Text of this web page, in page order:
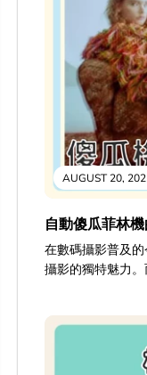
AUGUST 20,
自動傻瓜菲林
在數碼攝影普及
攝影的獨特魅力
擇。這些小巧的
況下，依然能夠
下清晰的影像呢